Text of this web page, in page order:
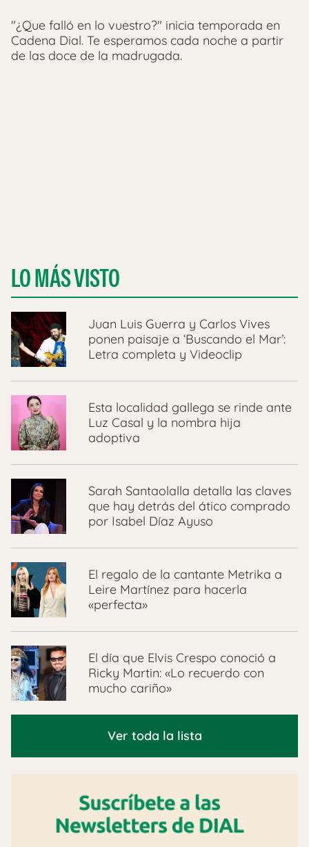
"¿Que falló en lo vuestro?" inicia temporada en
Cadena Dial. Te esperamos cada noche a partir
de las doce de la madrugada.
LO MÁS VISTO
Juan Luis Guerra y Carlos Vives
ponen paisaje a ‘Buscando el Mar’:
Letra completa y Videoclip
Esta localidad gallega se rinde ante
Luz Casal y la nombra hija
adoptiva
Sarah Santaolalla detalla las claves
que hay detrás del ático comprado
por Isabel Díaz Ayuso
El regalo de la cantante Metrika a
Leire Martínez para hacerla
«perfecta»
El día que Elvis Crespo conoció a
Ricky Martin: «Lo recuerdo con
mucho cariño»
Ver toda la lista